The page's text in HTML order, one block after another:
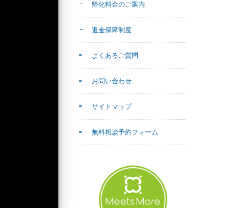
帰化料金のご案内
返金保障制度
よくあるご質問
お問い合わせ
サイトマップ
無料相談予約フォーム